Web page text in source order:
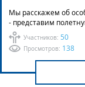
Участников: 50
Просмотров: 138
Мы расскажем об
- представим